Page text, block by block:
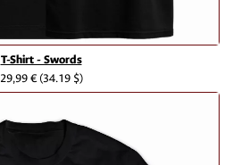
T-Shirt - Swords
29,99 €(34.19 $)